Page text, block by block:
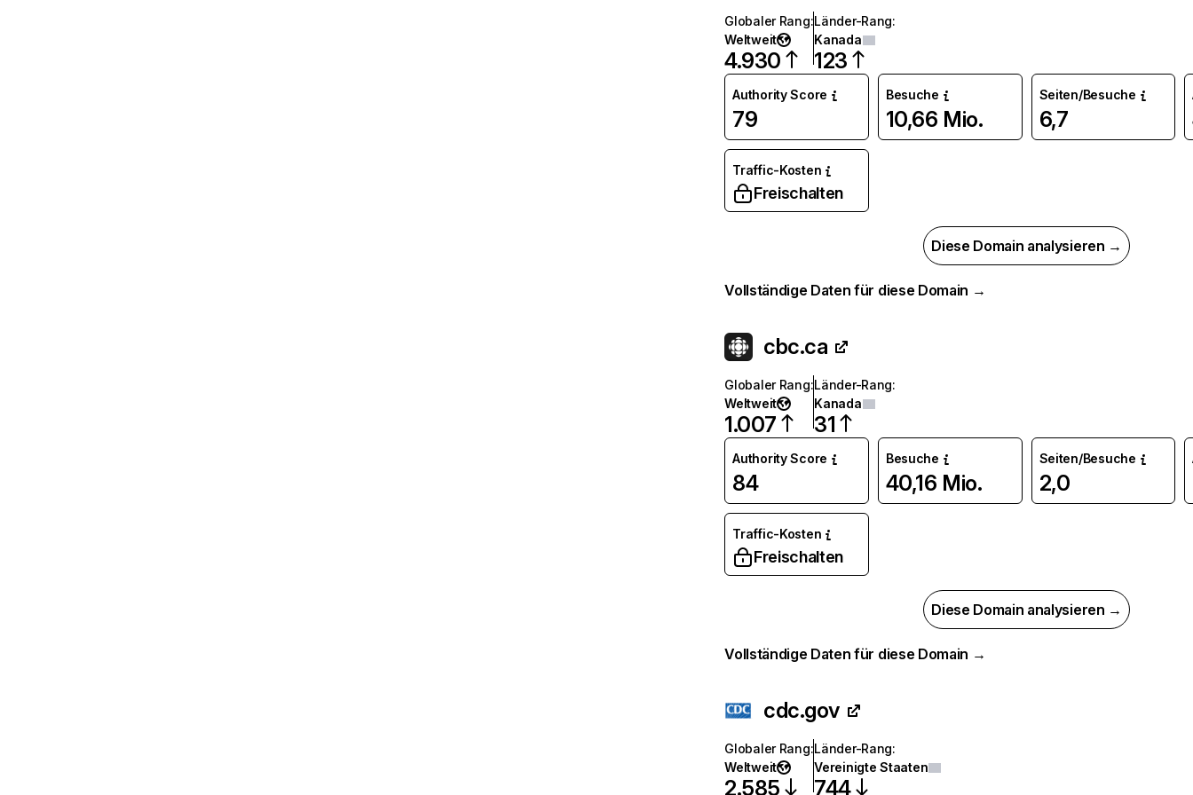
Globaler Rang:
Weltweit
4.930
Länder-Rang:
Kanada
123
Authority Score
79
Besuche
10,66 Mio.
Seiten/Besuche
6,7
Traffic-Kosten
Freischalten
Diese Domain analysieren →
Vollständige Daten für diese Domain →
cbc.ca
Globaler Rang:
Weltweit
1.007
Länder-Rang:
Kanada
31
Authority Score
84
Besuche
40,16 Mio.
Seiten/Besuche
2,0
Traffic-Kosten
Freischalten
Diese Domain analysieren →
Vollständige Daten für diese Domain →
cdc.gov
Globaler Rang:
Weltweit
2.585
Länder-Rang:
Vereinigte Staaten
744